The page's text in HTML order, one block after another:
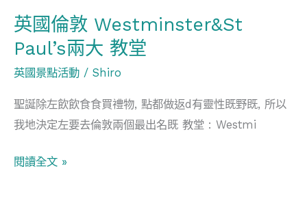
英國倫敦 Westminster&St
Paul’s兩大 教堂
英國景點活動 / Shiro
聖誕除左飲飲食食買禮物, 點都做返d有靈性既野既, 所以
我地決定左要去倫敦兩個最出名既 教堂 : Westmi
教
堂
閱讀全文 »